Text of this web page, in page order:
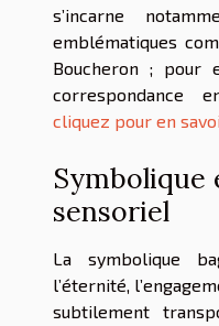
s’incarne
emblématiques
Boucheron ; pour
correspondance
cliquez pour en
sensoriel
La symbolique
l’éternité,
subtilement